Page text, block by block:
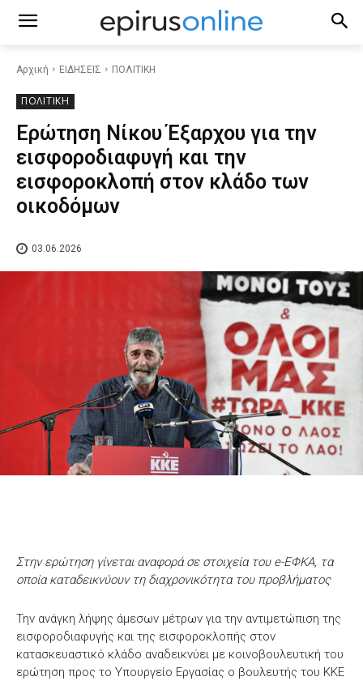
Αρχική ΕΙΔΗΣΕΙΣ ΠΟΛΙΤΙΚΗ
ΠΟΛΙΤΙΚΗ
Ερώτηση Νίκου Έξαρχου για την
εισφοροδιαφυγή και την
εισφοροκλοπή στον κλάδο των
οικοδόμων
03.06.2026
Στην ερώτηση γίνεται αναφορά σε στοιχεία του e-ΕΦΚΑ, τα
οποία καταδεικνύουν τη διαχρονικότητα του προβλήματος
Την ανάγκη λήψης άμεσων μέτρων για την αντιμετώπιση της
εισφοροδιαφυγής και της εισφοροκλοπής στον
κατασκευαστικό κλάδο αναδεικνύει με κοινοβουλευτική του
ερώτηση προς το Υπουργείο Εργασίας ο βουλευτής του ΚΚΕ